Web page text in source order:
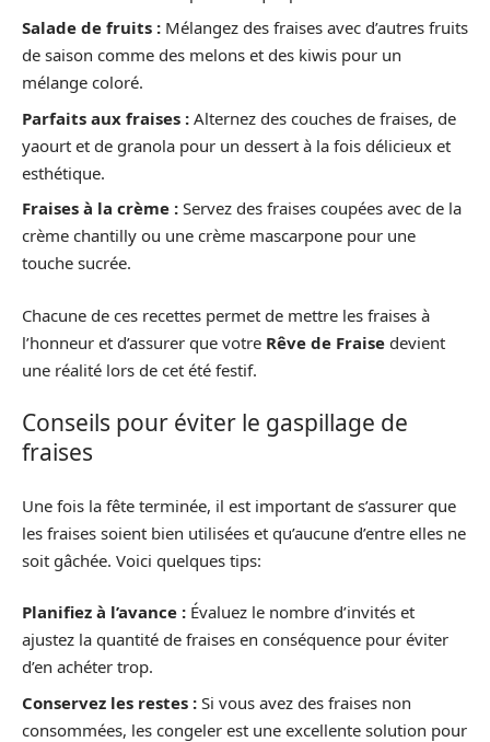
Salade de fruits : Mélangez des fraises avec d’autres fruits
de saison comme des melons et des kiwis pour un
mélange coloré.
Parfaits aux fraises : Alternez des couches de fraises, de
yaourt et de granola pour un dessert à la fois délicieux et
esthétique.
Fraises à la crème : Servez des fraises coupées avec de la
crème chantilly ou une crème mascarpone pour une
touche sucrée.
Chacune de ces recettes permet de mettre les fraises à
l’honneur et d’assurer que votre Rêve de Fraise devient
une réalité lors de cet été festif.
Conseils pour éviter le gaspillage de
fraises
Une fois la fête terminée, il est important de s’assurer que
les fraises soient bien utilisées et qu’aucune d’entre elles ne
soit gâchée. Voici quelques tips:
Planifiez à l’avance : Évaluez le nombre d’invités et
ajustez la quantité de fraises en conséquence pour éviter
d’en achéter trop.
Conservez les restes : Si vous avez des fraises non
consommées, les congeler est une excellente solution pour